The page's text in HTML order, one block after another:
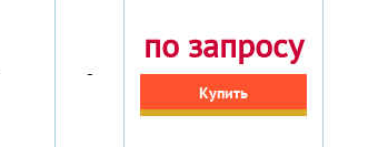
-
по запросу
Купить